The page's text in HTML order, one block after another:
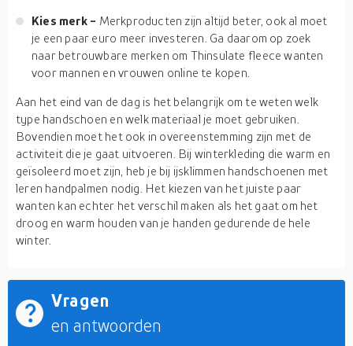
Kies merk - Merkproducten zijn altijd beter, ook al moet
je een paar euro meer investeren. Ga daarom op zoek
naar betrouwbare merken om Thinsulate fleece wanten
voor mannen en vrouwen online te kopen.
Aan het eind van de dag is het belangrijk om te weten welk
type handschoen en welk materiaal je moet gebruiken.
Bovendien moet het ook in overeenstemming zijn met de
activiteit die je gaat uitvoeren. Bij winterkleding die warm en
geïsoleerd moet zijn, heb je bij ijsklimmen handschoenen met
leren handpalmen nodig. Het kiezen van het juiste paar
wanten kan echter het verschil maken als het gaat om het
droog en warm houden van je handen gedurende de hele
winter.
Vragen
en antwoorden